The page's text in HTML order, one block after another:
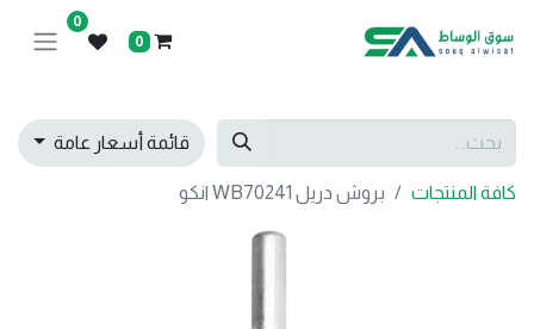
0
0
قائمة أسعار عامة
كافة المنتجات بروش دريل WB70241 انكو